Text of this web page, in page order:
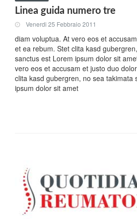
Linea guida numero tre
Venerdi 25 Febbraio 2011
diam voluptua. At vero eos et
et ea rebum. Stet clita kasd
sanctus est Lorem ipsum dolor sit
vero eos et accusam et justo duo
clita kasd gubergren, no sea takimata
ipsum dolor sit amet